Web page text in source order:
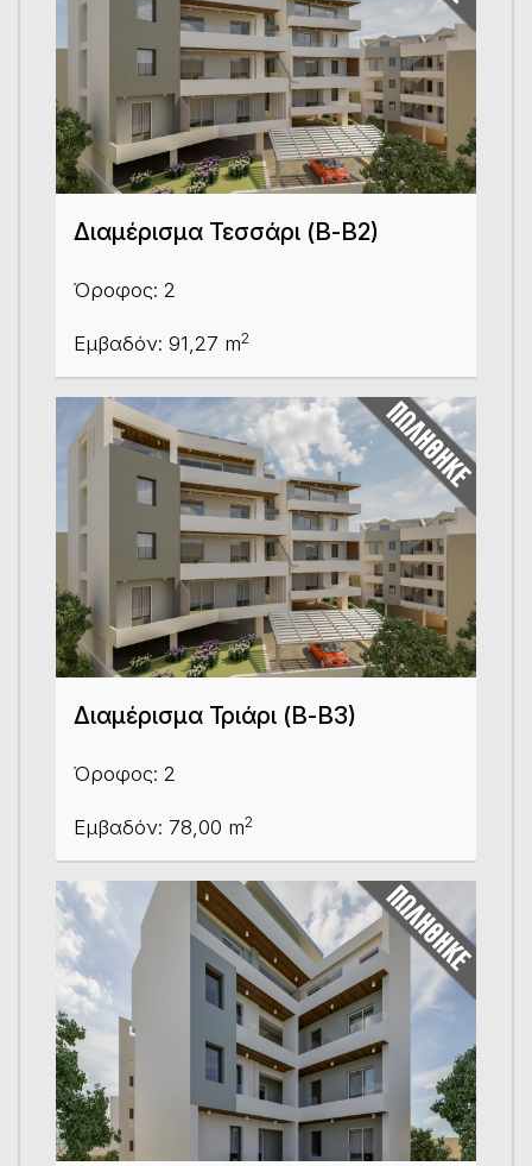
Διαμέρισμα Τεσσάρι (Β-Β2)
Όροφος: 2
Εμβαδόν: 91,27 m2
Διαμέρισμα Τριάρι (Β-Β3)
Όροφος: 2
Εμβαδόν: 78,00 m2